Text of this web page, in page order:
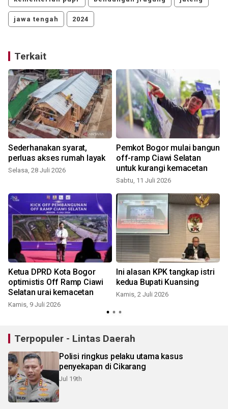
jawa tengah 2024
Terkait
Sederhanakan syarat,
perluas akses rumah layak
Selasa, 28 Juli 2026
Pemkot Bogor mulai bangun
off-ramp Ciawi Selatan
untuk kurangi kemacetan
Sabtu, 11 Juli 2026
Ketua DPRD Kota Bogor
optimistis Off Ramp Ciawi
Selatan urai kemacetan
Kamis, 9 Juli 2026
Ini alasan KPK tangkap istri
kedua Bupati Kuansing
Kamis, 2 Juli 2026
Terpopuler - Lintas Daerah
Polisi ringkus pelaku utama kasus
penyekapan di Cikarang
Jul 19th